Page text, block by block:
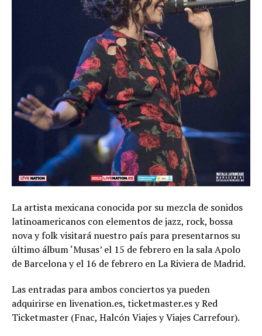
La artista mexicana conocida por su mezcla de sonidos
latinoamericanos con elementos de jazz, rock, bossa
nova y folk visitará nuestro país para presentarnos su
último álbum ‘Musas’ el 15 de febrero en la sala Apolo
de Barcelona y el 16 de febrero en La Riviera de Madrid.
Las entradas para ambos conciertos ya pueden
adquirirse en livenation.es, ticketmaster.es y Red
Ticketmaster (Fnac, Halcón Viajes y Viajes Carrefour).